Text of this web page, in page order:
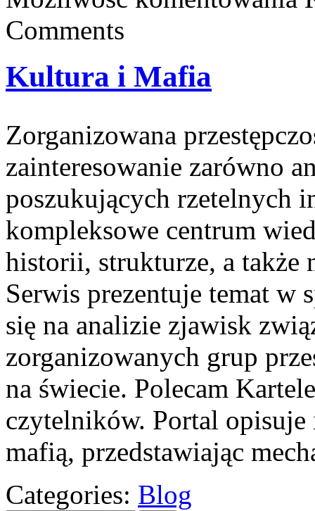
Comments
Kultura i Mafia
Zorganizowana
zainteresowanie zarówno
poszukujących rzetelnych
kompleksowe centrum
historii, strukturze, a także
Serwis prezentuje temat w
się na analizie zjawisk
zorganizowanych grup
na świecie. Polecam
czytelników. Portal opisuje
mafią, przedstawiając
Categories: Blog